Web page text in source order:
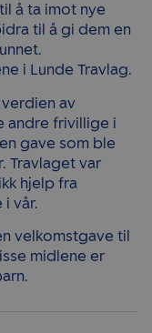
å ta imot nye
til å gi dem en
i Lunde Travlag.
av
andre frivillige i
gave som ble
Travlaget var
hjelp fra
vår.
velkomstgave til
midlene er